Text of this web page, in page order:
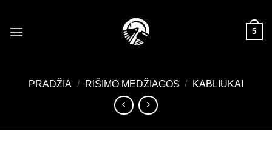
content
5
PRADŽIA / RIŠIMO MEDŽIAGOS / KABLIUKAI